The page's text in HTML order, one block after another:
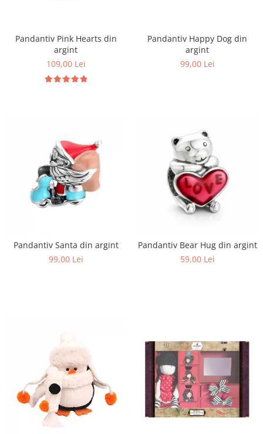
Pandantiv Pink Hearts din
argint
109,00 Lei
Pandantiv Happy Dog din
argint
99,00 Lei
Pandantiv Santa din argint
99,00 Lei
Pandantiv Bear Hug din argint
59,00 Lei